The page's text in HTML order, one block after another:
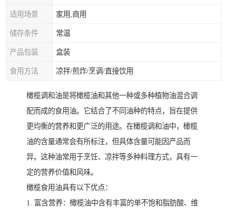
适用场景 家用,商用
储存条件 常温
产品包装 盒装
食用方法 凉拌/煎炸/烹调/直接饮用
橄榄调和油是将橄榄油和其他一种或多种植物油混合调
配而成的食用油。它结合了不同油种的特点，旨在提供
更均衡的营养和更广泛的用途。在橄榄调和油中，橄榄
油的含量通常会有所标注，但具体含量可能因产品而
异。这种油常用于烹饪、凉拌等多种料理方式，具有一
定的营养价值和风味。
橄榄食用油具有以下优点：
1. 富含营养：橄榄油中含有丰富的单不饱和脂肪酸、维